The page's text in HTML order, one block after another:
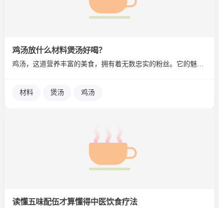
鸡汤放什么材料煲汤好喝？
鸡汤，这道营养丰富的美食，拥有着无数忠实的粉丝。它的魅力不仅...
材料 煲汤 鸡汤
读懂五味配伍才算懂得中医饮食疗法